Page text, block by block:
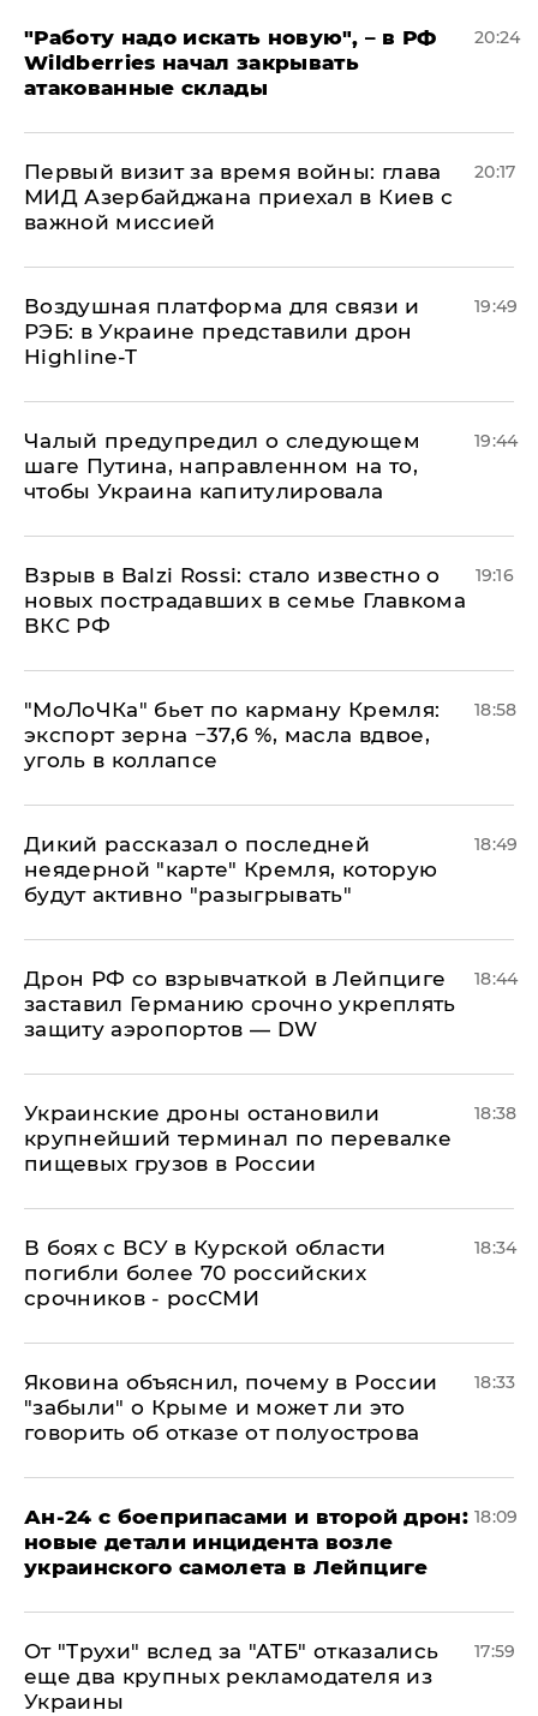
"Работу надо искать новую", – в РФ
Wildberries начал закрывать
атакованные склады
20:24
Первый визит за время войны: глава
МИД Азербайджана приехал в Киев с
важной миссией
20:17
Воздушная платформа для связи и
РЭБ: в Украине представили дрон
Highline-T
19:49
Чалый предупредил о следующем
шаге Путина, направленном на то,
чтобы Украина капитулировала
19:44
Взрыв в Balzi Rossi: стало известно о
новых пострадавших в семье Главкома
ВКС РФ
19:16
​"МоЛоЧКа" бьет по карману Кремля:
экспорт зерна −37,6 %, масла вдвое,
уголь в коллапсе
18:58
Дикий рассказал о последней
неядерной "карте" Кремля, которую
будут активно "разыгрывать"
18:49
​Дрон РФ со взрывчаткой в Лейпциге
заставил Германию срочно укреплять
защиту аэропортов — DW
18:44
Украинские дроны остановили
крупнейший терминал по перевалке
пищевых грузов в России
18:38
В боях с ВСУ в Курской области
погибли более 70 российских
срочников - росСМИ
18:34
Яковина объяснил, почему в России
"забыли" о Крыме и может ли это
говорить об отказе от полуострова
18:33
Ан-24 с боеприпасами и второй дрон:
новые детали инцидента возле
украинского самолета в Лейпциге
18:09
От "Трухи" вслед за "АТБ" отказались
еще два крупных рекламодателя из
Украины
17:59